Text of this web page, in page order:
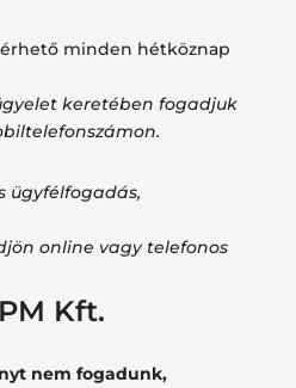
minden hétköznap
keretében fogadjuk
ügyfélfogadás,
online vagy telefonos
Kft.
nem fogadunk,